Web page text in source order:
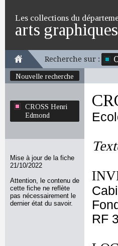
Les collections du
arts graphiques
Recherche sur :
Nouvelle recherche
CROSS Henri
Edmond
Mise à jour de la fiche
21/10/2022
Attention, le contenu de
cette fiche ne reflète
pas nécessairement le
dernier état du savoir.
RF